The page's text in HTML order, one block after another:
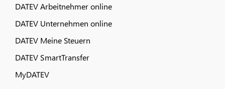
DATEV Arbeitnehmer online
DATEV Unternehmen online
DATEV Meine Steuern
DATEV SmartTransfer
MyDATEV